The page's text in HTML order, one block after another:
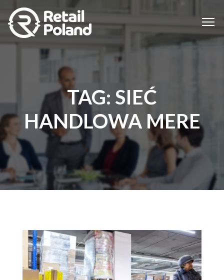
TAG: SIEĆ
HANDLOWA MERE